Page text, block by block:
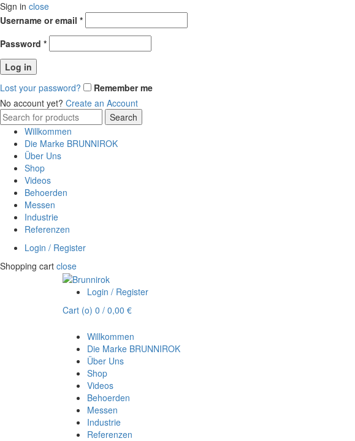
Sign in close
Username or email *Erforderlich
Password *Erforderlich
Log in
Lost your password?
Remember me
No account yet? Create an Account
Search
for:
Search
Willkommen
Die Marke BRUNNIROK
Über Uns
Shop
Videos
Behoerden
Messen
Industrie
Referenzen
Login / Register
Shopping cart close
Login / Register
Cart (o) 0 / 0,00 €
Willkommen
Die Marke BRUNNIROK
Über Uns
Shop
Videos
Behoerden
Messen
Industrie
Referenzen